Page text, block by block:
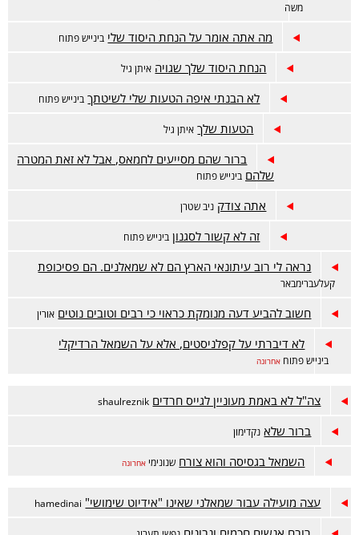
משה
מה אתה אומר על הנחת היסוד שלי בינייש פתוח
הנחת היסוד שלך שגויה איתן גיל
לא הבנתי איפה הטעות שלי לשיטתך בינייש פתוח
הטעות שלך איתן גיל
ברור שהם מסייעים לחמאס, אבל לא זאת המטרה
שלהם בינייש פתוח
אתה צודק ניב שטרן
זה לא קשור לסגנון בינייש פתוח
נראה לי רוב עיתונאי הארץ הם לא שמאלנים. הם פסיכופת
קעלעברימבאר
חשוב להביע דעה מנומקת כראוי כי רבים וטובים נוטים אורין
לא דיברתי על קפלניסטים, אלא על השמאל הרדיקלי
בינייש פתוח אחרונה
צה"ל לא באמת מעוניין לגייס חרדים shaulreznik
ברור שלא נקדימון
השמאל בגסיסה והוא צורח שנונימי אחרונה
עצה מועילה עבור שמאלני שאינו "אידיוט שימושי" hamedinai